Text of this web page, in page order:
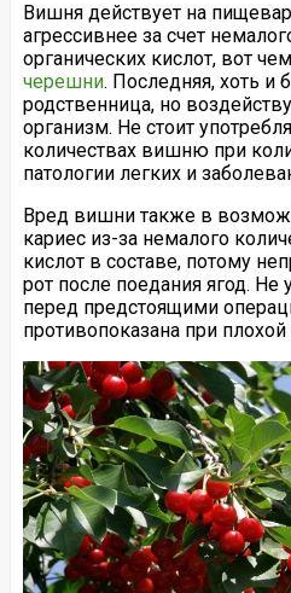
Вишня действует на
агрессивнее за счет
органических кислот, вот
черешни. Последняя, хоть и
родственница, но
организм. Не стоит
количествах вишню при
патологии легких и
Вред вишни также в
кариес из-за немалого
кислот в составе, потому
рот после поедания ягод.
перед предстоящими
противопоказана при